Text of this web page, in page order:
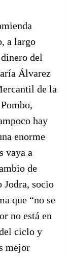
a largo
del
Álvarez
de la
hay
enorme
vaya a
de
Jodra, socio
que “no se
no está en
ciclo y
mejor